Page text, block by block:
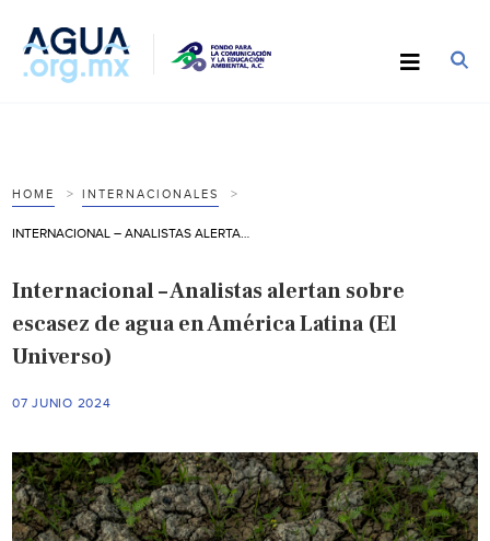
HOME INTERNACIONALES
Internacional – Analistas alertan sobre
escasez de agua en América Latina (El
Universo)
07 JUNIO 2024